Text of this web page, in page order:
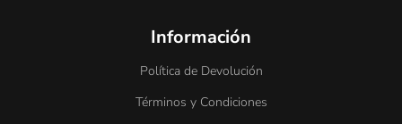
Información
Política de Devolución
Términos y Condiciones